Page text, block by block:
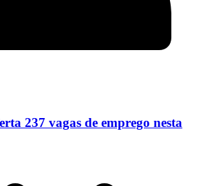
237 vagas de emprego nesta